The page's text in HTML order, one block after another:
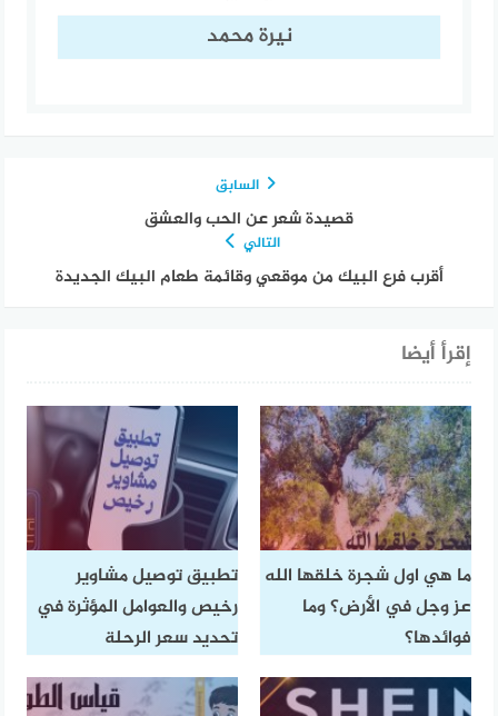
نيرة محمد
السابق
قصيدة شعر عن الحب والعشق
التالي
أقرب فرع البيك من موقعي وقائمة طعام البيك الجديدة
إقرأ أيضا
ما هي اول شجرة خلقها الله
عز وجل في الأرض؟ وما
فوائدها؟
تطبيق توصيل مشاوير
رخيص والعوامل المؤثرة في
تحديد سعر الرحلة